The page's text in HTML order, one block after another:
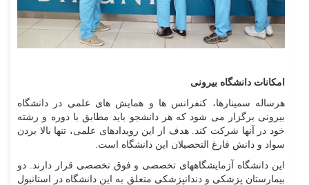
امکانات دانشگاه بیرونی
هرساله سمینارها، کنفرانس ها و همایش های علمی در دانشگاه
بیرونی برگزار می شود که هر دانشجو باید مطابق با دوره و رشته
خود در آنها شرکت کند. هدف از این رویدادهای علمی، تنها بالا بردن
سواد و دانش فارغ التحصیلان این دانشگاه است.
این دانشگاه آزمایشگاههای تخصصی و فوق تخصصی قرار دارند. دو
بیمارستان پزشکی و دندانپزشکی متعلق به این دانشگاه در استانبول